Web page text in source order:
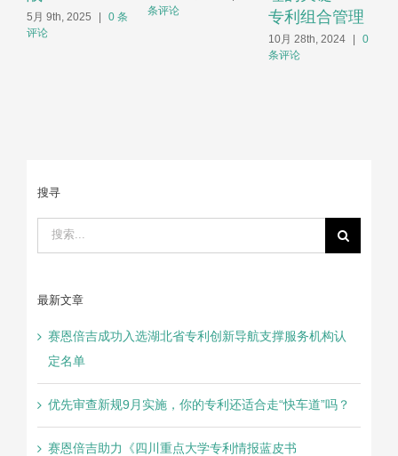
5月 9th, 2025
0 条
评论
条评论
专利组合管理
10月 28th, 2024
0
条评论
搜寻
索：
最新文章
赛恩倍吉成功入选湖北省专利创新导航支撑服务机构认
定名单
优先审查新规9月实施，你的专利还适合走“快车道”吗？
赛恩倍吉助力《四川重点大学专利情报蓝皮书